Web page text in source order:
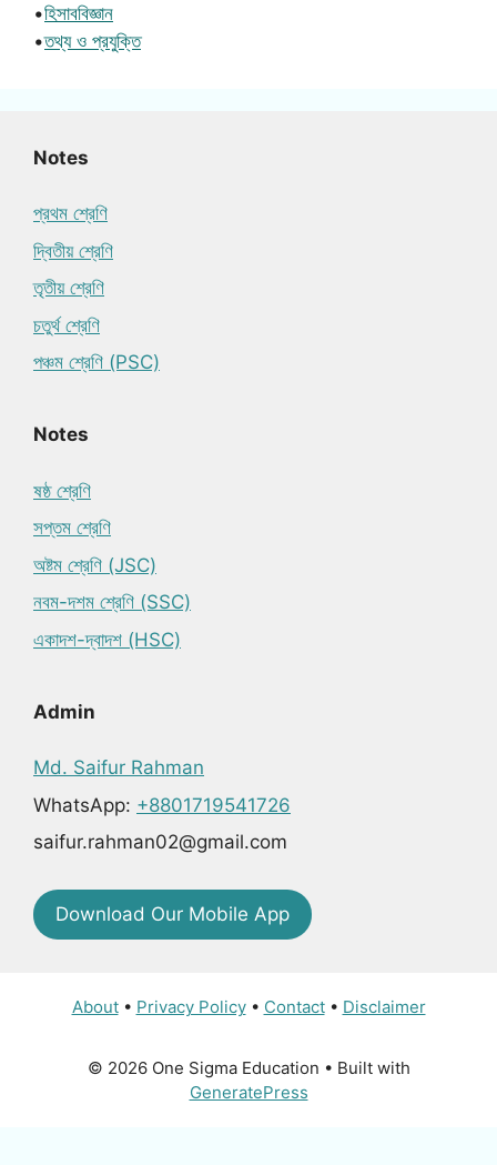
•হিসাববিজ্ঞান
•তথ্য ও প্রযুক্তি
Notes
প্রথম শ্রেণি
দ্বিতীয় শ্রেণি
তৃতীয় শ্রেণি
চতুর্থ শ্রেণি
পঞ্চম শ্রেণি (PSC)
Notes
ষষ্ঠ শ্রেণি
সপ্তম শ্রেণি
অষ্টম শ্রেণি (JSC)
নবম-দশম শ্রেণি (SSC)
একাদশ-দ্বাদশ (HSC)
Admin
Md. Saifur Rahman
WhatsApp: +8801719541726
saifur.rahman02@gmail.com
Download Our Mobile App
About• Privacy Policy• Contact• Disclaimer
© 2026 One Sigma Education • Built with
GeneratePress